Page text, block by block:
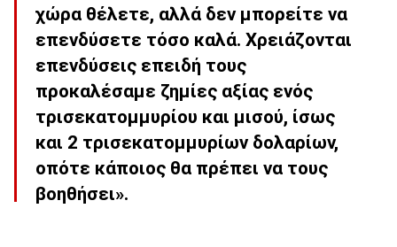
χώρα θέλετε, αλλά δεν μπορείτε να
επενδύσετε τόσο καλά. Χρειάζονται
επενδύσεις επειδή τους
προκαλέσαμε ζημίες αξίας ενός
τρισεκατομμυρίου και μισού, ίσως
και 2 τρισεκατομμυρίων δολαρίων,
οπότε κάποιος θα πρέπει να τους
βοηθήσει».